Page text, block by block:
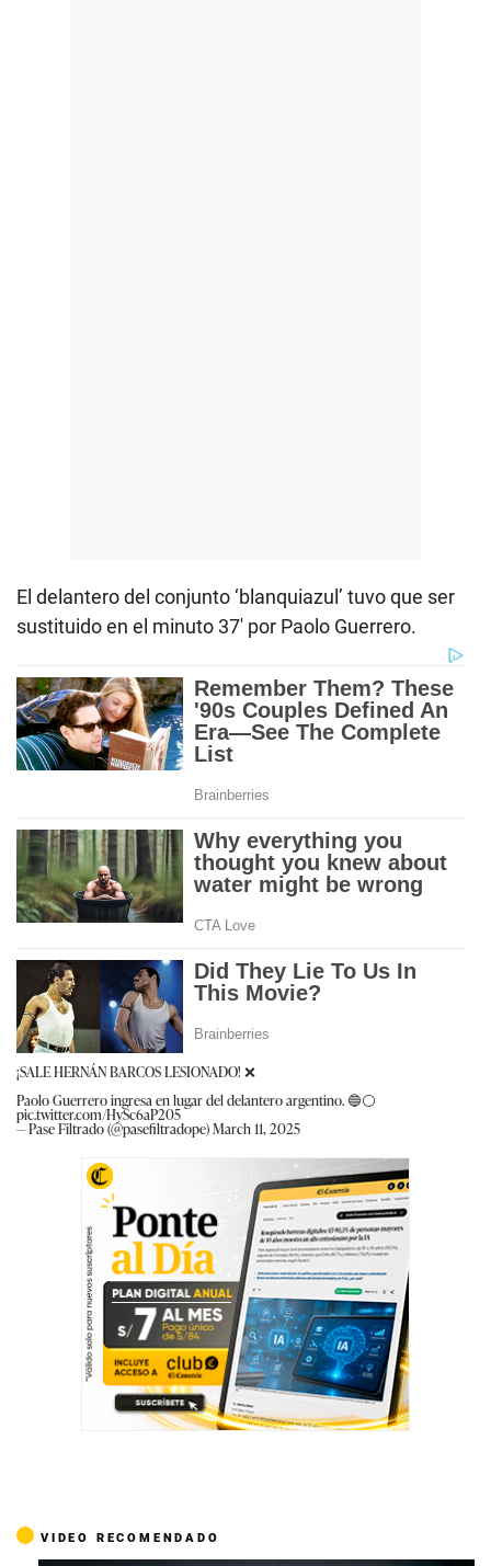
El delantero del conjunto ‘blanquiazul’ tuvo que ser
sustituido en el minuto 37′ por Paolo Guerrero.
¡SALE HERNÁN BARCOS LESIONADO! ❌
Paolo Guerrero ingresa en lugar del delantero argentino. 🔵⚪
pic.twitter.com/HySc6aP205
— Pase Filtrado (@pasefiltradope)March 11, 2025
VIDEO RECOMENDADO